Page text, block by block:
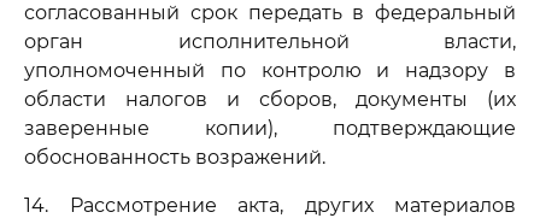
согласованный срок передать в федеральный
орган исполнительной власти,
уполномоченный по контролю и надзору в
области налогов и сборов, документы (их
заверенные копии), подтверждающие
обоснованность возражений.
14. Рассмотрение акта, других материалов